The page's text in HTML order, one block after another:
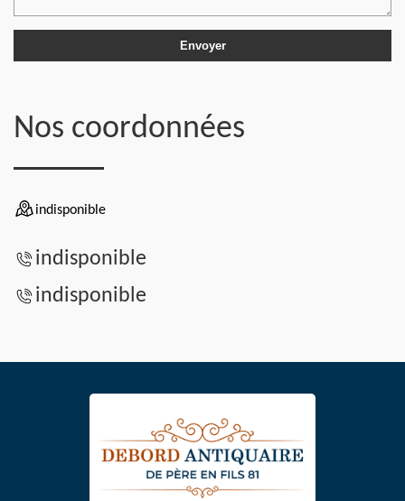
Nos coordonnées
indisponible
indisponible
indisponible